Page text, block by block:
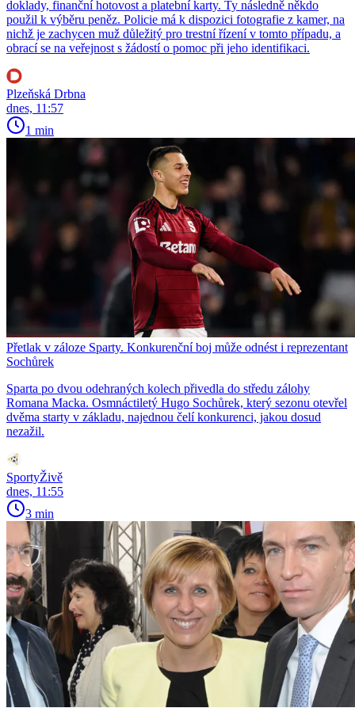
doklady, finanční hotovost a platební karty. Ty následně někdo
použil k výběru peněz. Policie má k dispozici fotografie z kamer, na
nichž je zachycen muž důležitý pro trestní řízení v tomto případu, a
obrací se na veřejnost s žádostí o pomoc při jeho identifikaci.
Plzeňská Drbna
dnes, 11:57
1 min
Přetlak v záloze Sparty. Konkurenční boj může odnést i reprezentant
Sochůrek
Sparta po dvou odehraných kolech přivedla do středu zálohy
Romana Macka. Osmnáctiletý Hugo Sochůrek, který sezonu otevřel
dvěma starty v základu, najednou čelí konkurenci, jakou dosud
nezažil.
SportyŽivě
dnes, 11:55
3 min